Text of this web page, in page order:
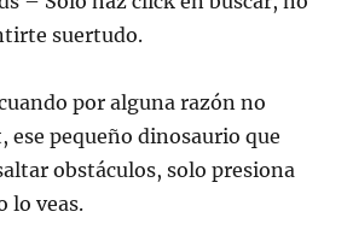
suertudo.
por alguna razón no
ese pequeño dinosaurio que
obstáculos, solo presiona
lo veas.